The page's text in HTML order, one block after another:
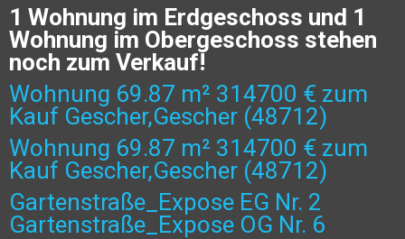
1 Wohnung im Erdgeschoss und 1
Wohnung im Obergeschoss stehen
noch zum Verkauf!
Wohnung 69.87 m² 314700 € zum
Kauf Gescher,Gescher (48712)
Wohnung 69.87 m² 314700 € zum
Kauf Gescher,Gescher (48712)
Gartenstraße_Expose EG Nr. 2
Gartenstraße_Expose OG Nr. 6